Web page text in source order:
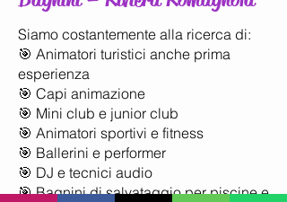
Siamo costantemente alla ricerca di:
🎯 Animatori turistici anche prima
esperienza
🎯 Capi animazione
🎯 Mini club e junior club
🎯 Animatori sportivi e fitness
🎯 Ballerini e performer
🎯 DJ e tecnici audio
🎯 Bagnini di salvataggio per piscine e